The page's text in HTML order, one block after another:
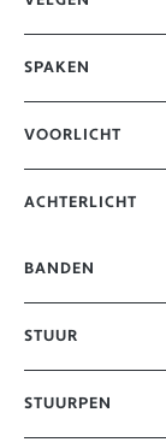
SPAKEN
VOORLICHT
ACHTERLICHT
BANDEN
STUUR
STUURPEN